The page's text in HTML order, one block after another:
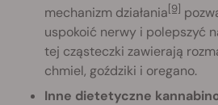
mechanizm działania[9]
uspokoić nerwy i polepszyć
tej cząsteczki zawierają
chmiel, goździki i oregano.
Inne dietetyczne